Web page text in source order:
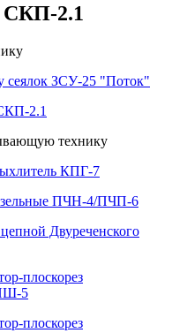
СКП-2.1
сеялок ЗСУ-25 "Поток"
2.1
технику
КПГ-7
ПЧН-4/ПЧП-6
Двуреченского
плоскорез
5
плоскорез